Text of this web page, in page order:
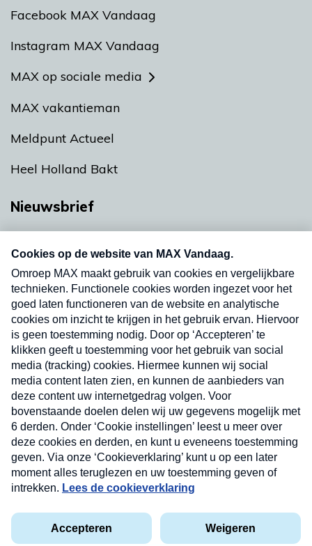
Facebook MAX Vandaag
Instagram MAX Vandaag
MAX op sociale media
MAX vakantieman
Meldpunt Actueel
Heel Holland Bakt
Nieuwsbrief
nieuwsbrief. Elke vrijdag- en dinsdagochtend in
uw mailbox.
Verzend
Privacyverklaring
Cookieverklaring
Kwetsbaarheid melden
Nieuwsbrief
Neem hier een gratis abonnement op onze
nieuwsbrief. Elke vrijdag- en dinsdagochtend in uw